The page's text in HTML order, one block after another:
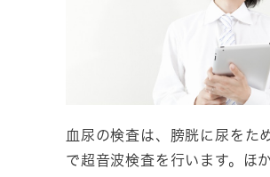
血尿の検査は、膀胱に尿をた
で超音波検査を行います。ほ